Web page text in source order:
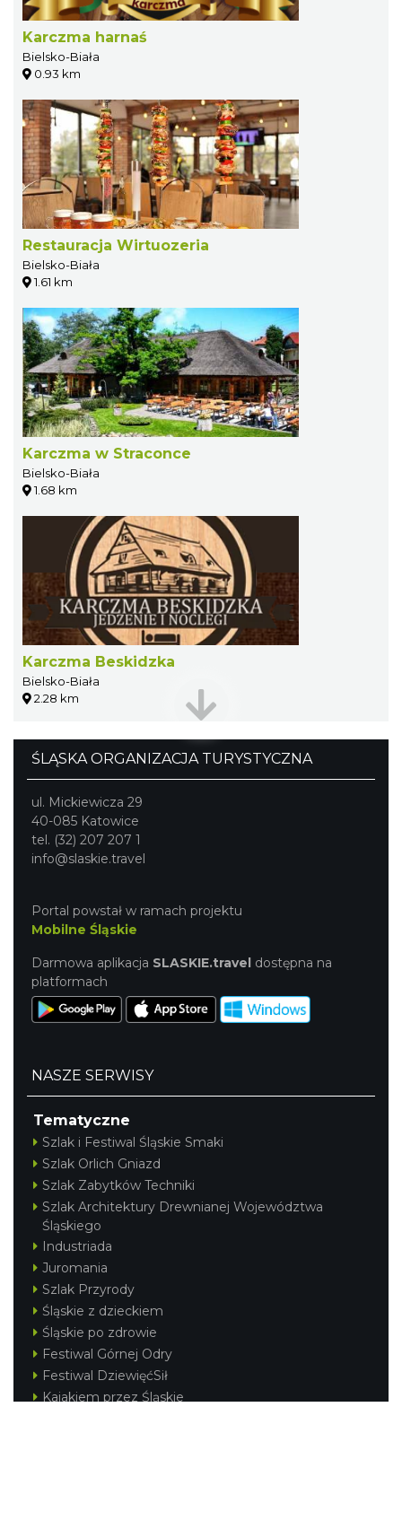
Karczma harnaś
Bielsko-Biała
0.93 km
Restauracja Wirtuozeria
Bielsko-Biała
1.61 km
Karczma w Straconce
Bielsko-Biała
1.68 km
Karczma Beskidzka
Bielsko-Biała
2.28 km
ŚLĄSKA ORGANIZACJA TURYSTYCZNA
ul. Mickiewicza 29
40-085 Katowice
tel. (32) 207 207 1
info@slaskie.travel
Portal powstał w ramach projektu
Mobilne Śląskie
Darmowa aplikacja SLASKIE.travel dostępna na
platformach
NASZE SERWISY
Tematyczne
Szlak i Festiwal Śląskie Smaki
Szlak Orlich Gniazd
Szlak Zabytków Techniki
Szlak Architektury Drewnianej Województwa
Śląskiego
Industriada
Juromania
Szlak Przyrody
Śląskie z dzieckiem
Śląskie po zdrowie
Festiwal Górnej Odry
Festiwal DziewięćSił
Kajakiem przez Śląskie